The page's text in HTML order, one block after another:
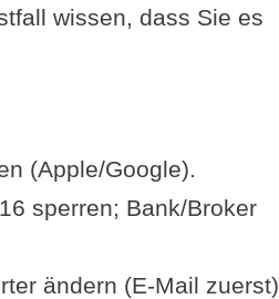
wissen, dass Sie es
(Apple/Google).
sperren; Bank/Broker
ändern (E-Mail zuerst).